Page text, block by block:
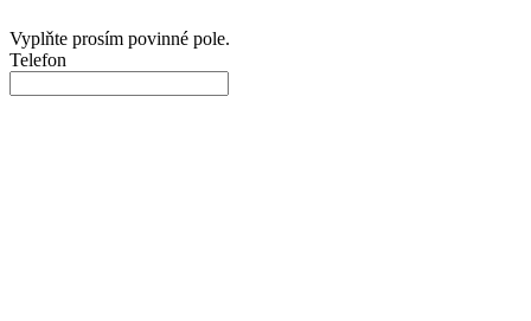
Vyplňte prosím povinné pole.
Telefon